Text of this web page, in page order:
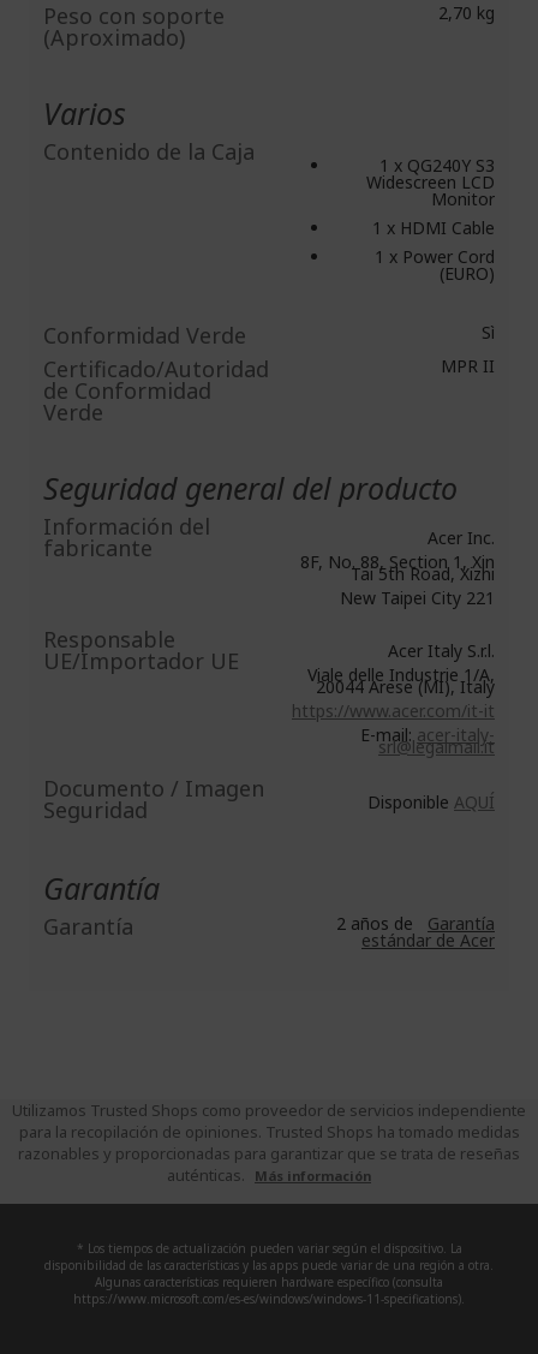
Peso con soporte
(Aproximado)
2,70 kg
Varios
Contenido de la Caja 1 x QG240Y S3
Widescreen LCD
Monitor
1 x HDMI Cable
1 x Power Cord
(EURO)
Conformidad Verde Sì
Certificado/Autoridad
de Conformidad
Verde
MPR II
Seguridad general del producto
Información del
fabricante
Acer Inc.
8F, No. 88, Section 1, Xin
Tai 5th Road, Xizhi
New Taipei City 221
Responsable
UE/Importador UE
Acer Italy S.r.l.
Viale delle Industrie 1/A,
20044 Arese (MI), Italy
https://www.acer.com/it-it
E-mail:acer-italy-
srl@legalmail.it
Documento / Imagen
Seguridad Disponible AQUÍ
Garantía
Garantía 2 años de Garantía
estándar de Acer
Utilizamos Trusted Shops como proveedor de servicios independiente
para la recopilación de opiniones. Trusted Shops ha tomado medidas
razonables y proporcionadas para garantizar que se trata de reseñas
auténticas.
Más información
* Los tiempos de actualización pueden variar según el dispositivo. La
disponibilidad de las características y las apps puede variar de una región a otra.
Algunas características requieren hardware específico (consulta
https://www.microsoft.com/es-es/windows/windows-11-specifications).